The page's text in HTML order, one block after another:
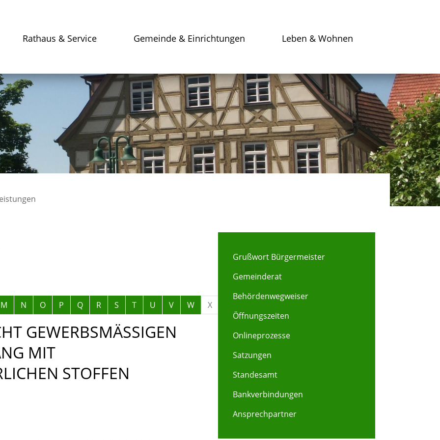
Rathaus & Service Gemeinde & Einrichtungen Leben & Wohnen
M N O P Q R S T U V W X
GEWERBSMÄSSIGEN E
MIT E
STOFFEN B
Grußwort Bürgermeister
Gemeinderat
Behördenwegweiser
Öffnungszeiten
Onlineprozesse
Satzungen
Standesamt
Bankverbindungen
Ansprechpartner